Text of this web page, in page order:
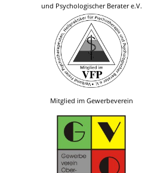
und Psychologischer Berater e.V.
Mitglied im Gewerbeverein